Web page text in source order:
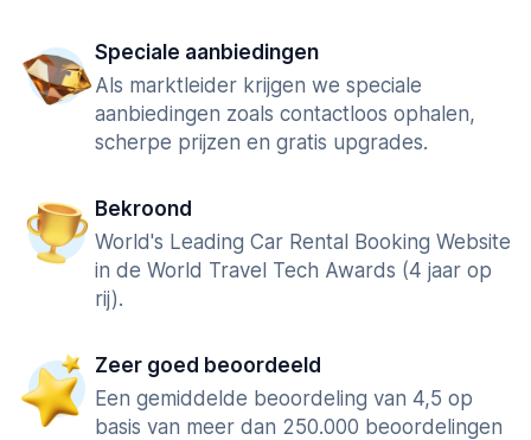
Speciale aanbiedingen
Als marktleider krijgen we speciale
aanbiedingen zoals contactloos ophalen,
scherpe prijzen en gratis upgrades.
Bekroond
World's Leading Car Rental Booking Website
in de World Travel Tech Awards (4 jaar op
rij).
Zeer goed beoordeeld
Een gemiddelde beoordeling van 4,5 op
basis van meer dan 250.000 beoordelingen